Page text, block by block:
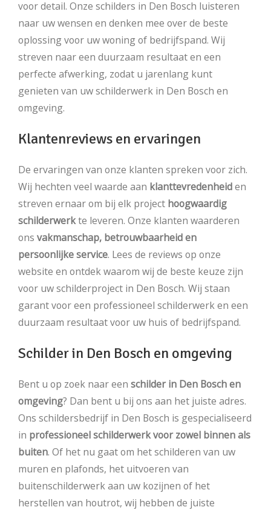
voor detail. Onze schilders in Den Bosch luisteren
naar uw wensen en denken mee over de beste
oplossing voor uw woning of bedrijfspand. Wij
streven naar een duurzaam resultaat en een
perfecte afwerking, zodat u jarenlang kunt
genieten van uw schilderwerk in Den Bosch en
omgeving.
Klantenreviews en ervaringen
De ervaringen van onze klanten spreken voor zich.
Wij hechten veel waarde aan klanttevredenheiden
streven ernaar om bij elk project hoogwaardig
schilderwerkte leveren. Onze klanten waarderen
ons vakmanschap, betrouwbaarheid en
persoonlijke service. Lees de reviews op onze
website en ontdek waarom wij de beste keuze zijn
voor uw schilderproject in Den Bosch. Wij staan
garant voor een professioneel schilderwerk en een
duurzaam resultaat voor uw huis of bedrijfspand.
Schilder in Den Bosch en omgeving
Bent u op zoek naar een schilder in Den Bosch en
omgeving? Dan bent u bij ons aan het juiste adres.
Ons schildersbedrijf in Den Bosch is gespecialiseerd
in professioneel schilderwerk voor zowel binnen als
buiten. Of het nu gaat om het schilderen van uw
muren en plafonds, het uitvoeren van
buitenschilderwerk aan uw kozijnen of het
herstellen van houtrot, wij hebben de juiste